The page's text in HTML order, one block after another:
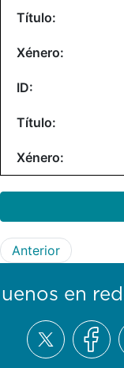
Anterior
en